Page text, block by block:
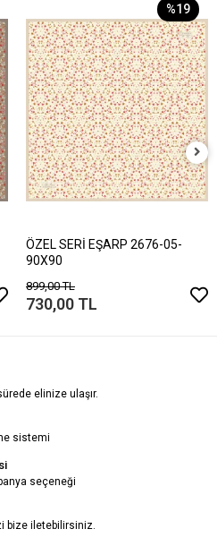
%19
ÖZEL SERİ EŞARP 2676-05-
90X90
899,00 TL
730,00 TL
elinize ulaşır.
sistemi
seçeneği
bize iletebilirsiniz.